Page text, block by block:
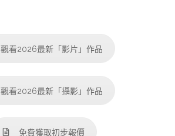
觀看2026最新「影片」作品
觀看2026最新「攝影」作品
免費獲取初步報價